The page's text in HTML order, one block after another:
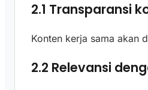
2.1 Transparansi
Konten kerja sama akan
2.2 Relevansi